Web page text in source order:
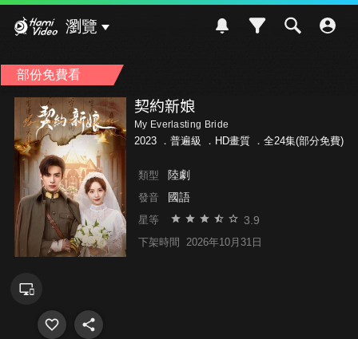
瀏覽
部份免費看
契約新娘
My Everlasting Bride
2023 ． 普遍級 ．HD畫質 ．全24集(部分免費)
類型 陸劇
發音 國語
星等 3.9
下架時間 2026年10月31日